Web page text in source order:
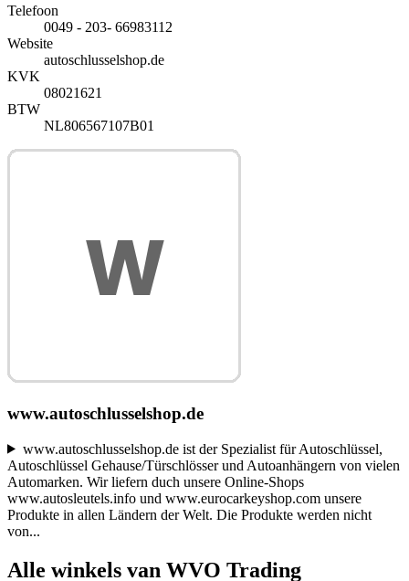
Telefoon
0049 - 203- 66983112
Website
autoschlusselshop.de
KVK
08021621
BTW
NL806567107B01
www.autoschlusselshop.de
www.autoschlusselshop.de ist der Spezialist für Autoschlüssel,
Autoschlüssel Gehause/Türschlösser und Autoanhängern von vielen
Automarken. Wir liefern duch unsere Online-Shops
www.autosleutels.info und www.eurocarkeyshop.com unsere
Produkte in allen Ländern der Welt. Die Produkte werden nicht
von...
Alle winkels van WVO Trading